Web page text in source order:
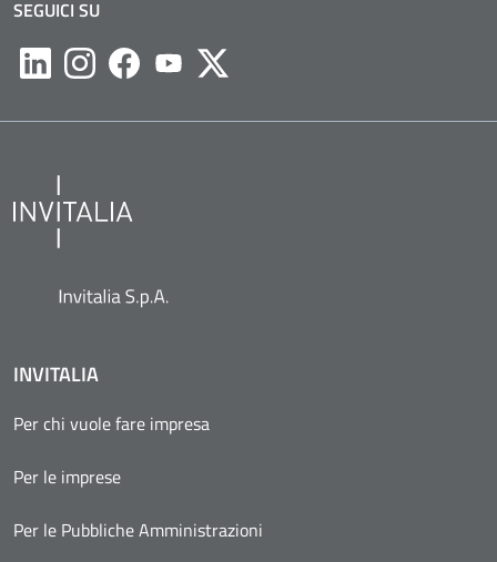
SEGUICI SU
LikedinInstagramFacebookYoutubeTwitter
INVITALIA
Per chi vuole fare impresa
Per le imprese
Per le Pubbliche Amministrazioni